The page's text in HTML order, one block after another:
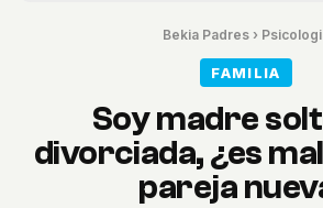
Bekia Padres ›
FAMILIA
Soy madre
divorciada, ¿es
pareja